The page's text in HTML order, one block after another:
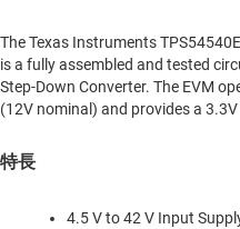
The Texas Instruments
is a fully assembled and tested
Step-Down Converter. The EVM
(12V nominal) and provides a
特長
4.5 V to 42 V Input